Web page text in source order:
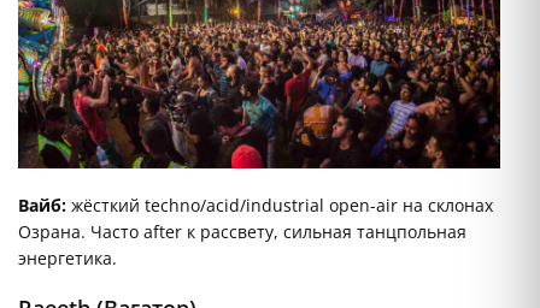
Вайб: жёсткий techno/acid/industrial open-air на склонах
Озрана. Часто after к рассвету, сильная танцпольная
энергетика.